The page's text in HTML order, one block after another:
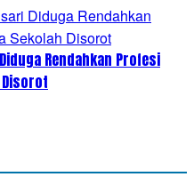
Rendahkan Profesi
Disorot